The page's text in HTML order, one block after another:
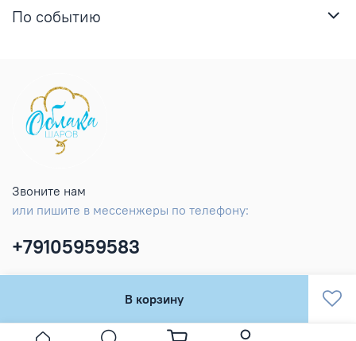
В корзину
По событию
Звоните нам
или пишите в мессенжеры по телефону:
+79105959583